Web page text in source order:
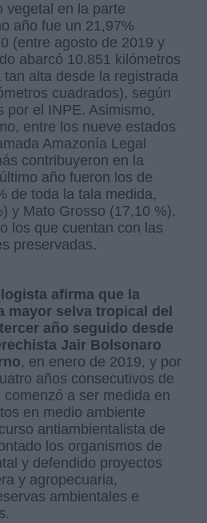
vegetal en la parte
año fue un 21,97%
(entre agosto de 2019 y
abarcó 10.851 kilómetros
alta desde la registrada
cuadrados), según
por el INPE. Asimismo,
entre los nueve estados
Amazonía Legal
contribuyeron en la
año fueron los de
de toda la tala medida,
y Mato Grosso (17,10 %),
los que cuentan con las
preservadas.
afirma que la
mayor selva tropical del
año seguido desde
Jair Bolsonaro
, en enero de 2019, y por
años consecutivos de
a ser medida en
en medio ambiente
antiambientalista de
los organismos de
y defendido proyectos
y agropecuaria,
ambientales e